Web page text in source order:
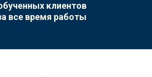
клиентов
все время работы